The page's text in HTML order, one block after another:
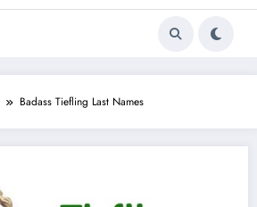
Badass Tiefling Last Names